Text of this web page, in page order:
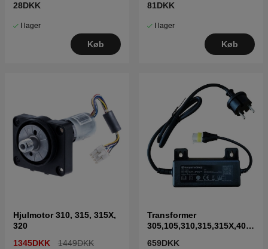
28DKK
I lager
Køb
81DKK
I lager
Køb
Hjulmotor 310, 315, 315X,
320
1345DKK
1449DKK
Transformer
305,105,310,315,315X,405
659DKK